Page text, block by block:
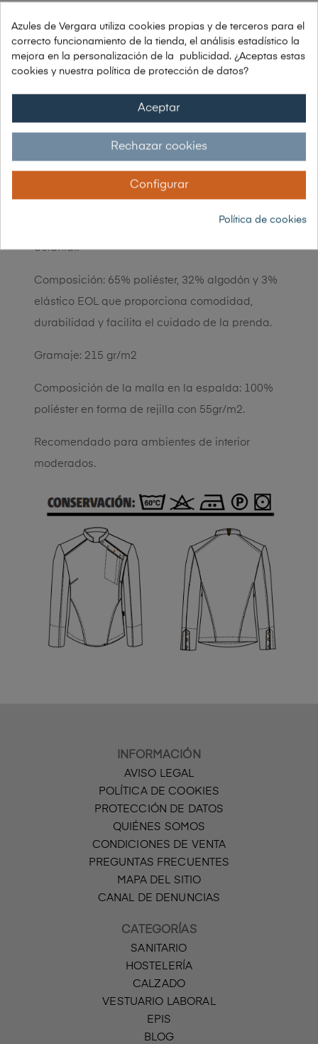
DESCRIPCIÓN
remangables. El tejido de la espalda es
especial, de malla transpirable lo que
incrementa tu comodidad; las dos cremalleras
de la espalda van ocultas. Con bolsillo invisible
especialmente colocada para sujetar el
delantal.
Composición: 65% poliéster, 32% algodón y 3%
elástico EOL que proporciona comodidad,
durabilidad y facilita el cuidado de la prenda.
Gramaje: 215 gr/m2
Composición de la malla en la espalda: 100%
poliéster en forma de rejilla con 55gr/m2.
Recomendado para ambientes de interior
moderados.
INFORMACIÓN
AVISO LEGAL
POLÍTICA DE COOKIES
PROTECCIÓN DE DATOS
QUIÉNES SOMOS
CONDICIONES DE VENTA
PREGUNTAS FRECUENTES
MAPA DEL SITIO
CANAL DE DENUNCIAS
CATEGORÍAS
SANITARIO
HOSTELERÍA
CALZADO
VESTUARIO LABORAL
EPIS
BLOG
Azules de Vergara utiliza cookies propias y de terceros para el
correcto funcionamiento de la tienda, el análisis estadístico la
mejora en la personalización de la publicidad. ¿Aceptas estas
cookies y nuestra política de protección de datos?
Aceptar
Rechazar cookies
Configurar
Política de cookies